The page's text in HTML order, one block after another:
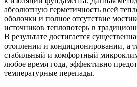
абсолютную герметичность всей
оболочки и полное отсутствие
источников теплопотерь в
В результате достигается
отоплении и кондиционировании‚ а
стабильный и комфортный
любое время года‚ эффективно
температурные перепады.